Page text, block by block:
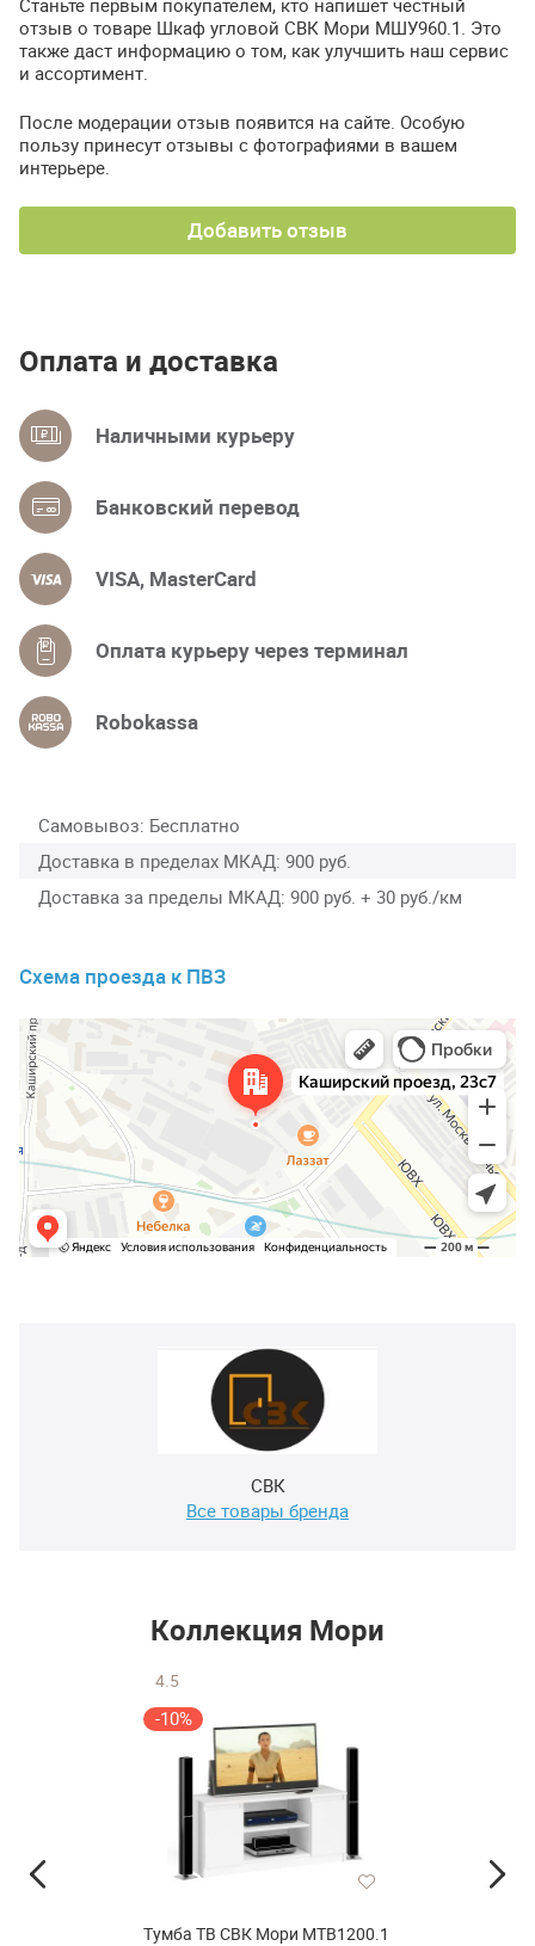
отзыв о товаре Шкаф угловой СВК Мори МШУ960.1. Это
также даст информацию о том, как улучшить наш сервис
и ассортимент.
После модерации отзыв появится на сайте. Особую
пользу принесут отзывы с фотографиями в вашем
интерьере.
Добавить отзыв
Оплата и доставка
Наличными курьеру
Банковский перевод
VISA, MasterCard
Оплата курьеру через терминал
Robokassa
Самовывоз Бесплатно
Доставка в пределах МКАД 900 руб.
Доставка за пределы МКАД 900 руб. + 30 руб./км
Схема проезда к ПВЗ
СВК
Все товары бренда
Коллекция Мори
4.5
-10%
Тумба ТВ СВК Мори МТВ1200.1